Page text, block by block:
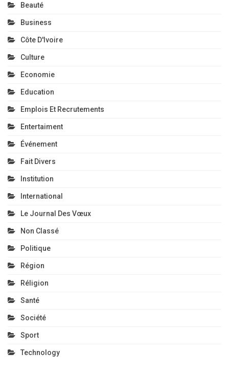
Beauté
Business
Côte D'Ivoire
Culture
Economie
Education
Emplois Et Recrutements
Entertaiment
Événement
Fait Divers
Institution
International
Le Journal Des Vœux
Non Classé
Politique
Région
Réligion
Santé
Société
Sport
Technology